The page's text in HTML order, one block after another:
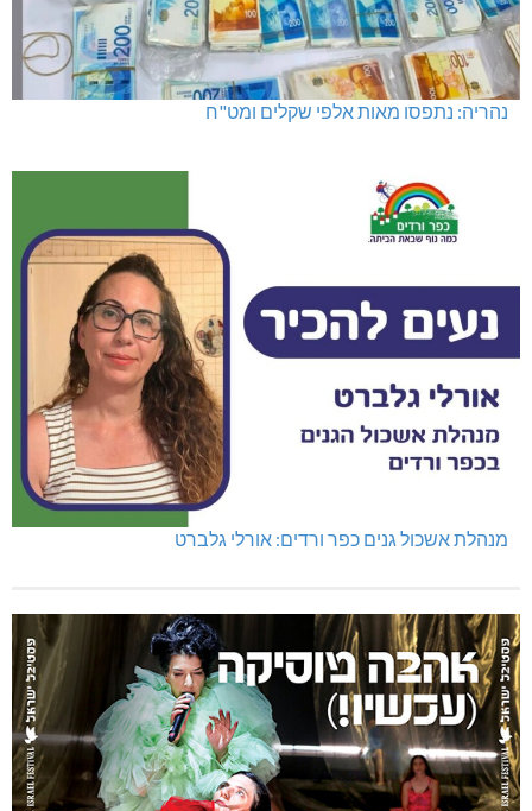
נהריה: נתפסו מאות אלפי שקלים ומט"ח
מנהלת אשכול גנים כפר ורדים: אורלי גלברט